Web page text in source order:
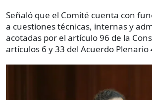
Señaló que el Comité cuenta con
a cuestiones técnicas, internas y
acotadas por el artículo 96 de la
artículos 6 y 33 del Acuerdo Plenario